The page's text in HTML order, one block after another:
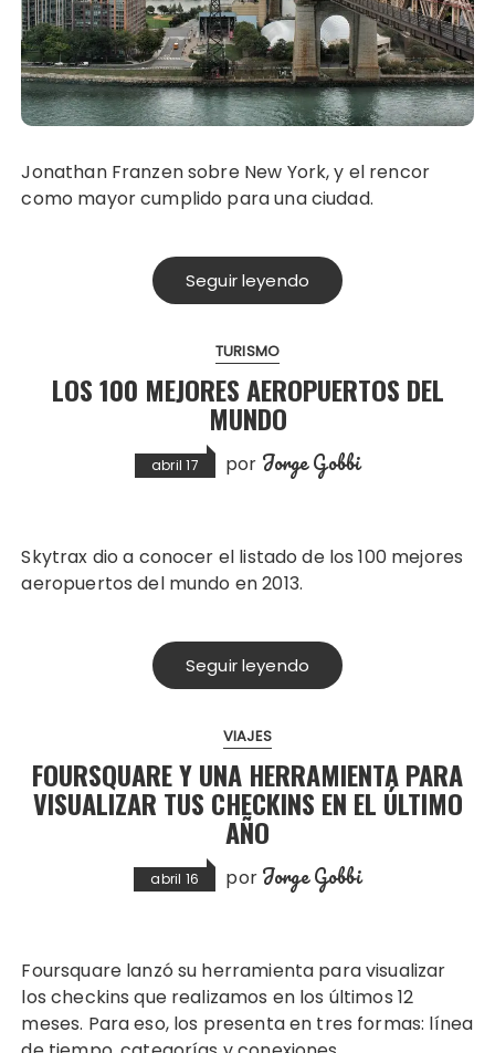
Jonathan Franzen sobre New York, y el rencor
como mayor cumplido para una ciudad.
Seguir leyendo
TURISMO
LOS 100 MEJORES AEROPUERTOS DEL
MUNDO
abril 17 por Jorge Gobbi
Skytrax dio a conocer el listado de los 100 mejores
aeropuertos del mundo en 2013.
Seguir leyendo
VIAJES
FOURSQUARE Y UNA HERRAMIENTA PARA
VISUALIZAR TUS CHECKINS EN EL ÚLTIMO
AÑO
abril 16 por Jorge Gobbi
Foursquare lanzó su herramienta para visualizar
los checkins que realizamos en los últimos 12
meses. Para eso, los presenta en tres formas: línea